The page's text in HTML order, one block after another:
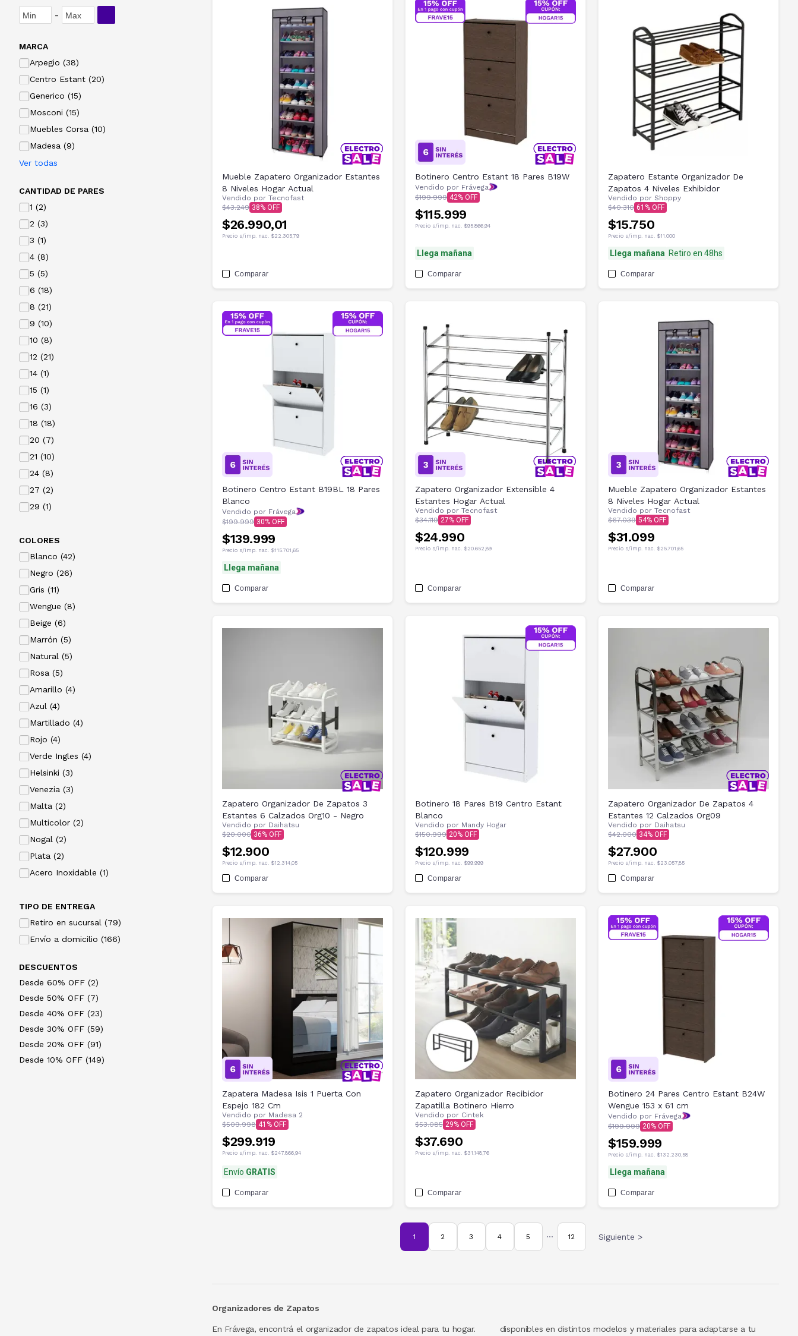
-
MARCA
Arpegio (38)
Centro Estant (20)
Generico (15)
Mosconi (15)
Muebles Corsa (10)
Madesa (9)
Ver todas
CANTIDAD DE PARES
1 (2)
2 (3)
3 (1)
4 (8)
5 (5)
6 (18)
8 (21)
9 (10)
10 (8)
12 (21)
14 (1)
15 (1)
16 (3)
18 (18)
20 (7)
21 (10)
24 (8)
27 (2)
29 (1)
COLORES
Blanco (42)
Negro (26)
Gris (11)
Wengue (8)
Beige (6)
Marrón (5)
Natural (5)
Rosa (5)
Amarillo (4)
Azul (4)
Martillado (4)
Rojo (4)
Verde Ingles (4)
Helsinki (3)
Venezia (3)
Malta (2)
Multicolor (2)
Nogal (2)
Plata (2)
Acero Inoxidable (1)
TIPO DE ENTREGA
Retiro en sucursal (79)
Envío a domicilio (166)
DESCUENTOS
Desde 60% OFF (2)
Desde 50% OFF (7)
Desde 40% OFF (23)
Desde 30% OFF (59)
Desde 20% OFF (91)
Desde 10% OFF (149)
Mueble Zapatero Organizador Estantes
8 Niveles Hogar Actual
Vendido por Tecnofast
$43.249 38
$26.990,01
Precio s/imp. nac. $22.305,79
Comparar
Botinero Centro Estant 18 Pares B19W
Vendido por Frávega
$199.999 42
$115.999
Precio s/imp. nac. $95.866,94
Llega mañana
Comparar
Zapatero Estante Organizador De
Zapatos 4 Niveles Exhibidor
Vendido por Shoppy
$40.310 61
$15.750
Precio s/imp. nac. $11.000
Llega mañana Retiro en 48hs
Comparar
Botinero Centro Estant B19BL 18 Pares
Blanco
Vendido por Frávega
$199.999 30
$139.999
Precio s/imp. nac. $115.701,65
Llega mañana
Comparar
Zapatero Organizador Extensible 4
Estantes Hogar Actual
Vendido por Tecnofast
$34.119 27
$24.990
Precio s/imp. nac. $20.652,89
Comparar
Mueble Zapatero Organizador Estantes
8 Niveles Hogar Actual
Vendido por Tecnofast
$67.039 54
$31.099
Precio s/imp. nac. $25.701,65
Comparar
Zapatero Organizador De Zapatos 3
Estantes 6 Calzados Org10 - Negro
Vendido por Daihatsu
$20.000 36
$12.900
Precio s/imp. nac. $12.314,05
Comparar
Botinero 18 Pares B19 Centro Estant
Blanco
Vendido por Mandy Hogar
$150.999 20
$120.999
Precio s/imp. nac. $99.999
Comparar
Zapatero Organizador De Zapatos 4
Estantes 12 Calzados Org09
Vendido por Daihatsu
$42.000 34
$27.900
Precio s/imp. nac. $23.057,85
Comparar
Zapatera Madesa Isis 1 Puerta Con
Espejo 182 Cm
Vendido por Madesa 2
$509.998 41
$299.919
Precio s/imp. nac. $247.866,94
Envío GRATIS
Comparar
Zapatero Organizador Recibidor
Zapatilla Botinero Hierro
Vendido por Cintek
$53.085 29
$37.690
Precio s/imp. nac. $31.148,76
Comparar
Botinero 24 Pares Centro Estant B24W
Wengue 153 x 61 cm
Vendido por Frávega
$199.999 20
$159.999
Precio s/imp. nac. $132.230,58
Llega mañana
Comparar
1 2 3 4 5 ••• 12 Siguiente >
Organizadores de Zapatos
En Frávega, encontrá el organizador de zapatos ideal para tu hogar.
disponibles en distintos modelos y materiales para adaptarse a tu
nuestros increíbles precios y mantené tu calzado siempre ordenado.